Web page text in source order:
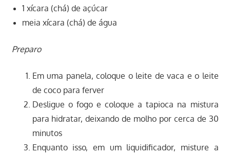
1 xícara (chá) de açúcar
meia xícara (chá) de água
Preparo
Em uma panela, coloque o leite de vaca e o leite
de coco para ferver
Desligue o fogo e coloque a tapioca na mistura
para hidratar, deixando de molho por cerca de 30
minutos
Enquanto isso, em um liquidificador, misture a